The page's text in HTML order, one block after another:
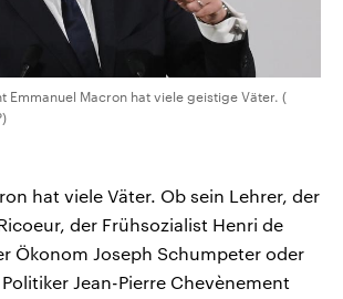
Emmanuel Macron hat viele geistige Väter. (
hat viele Väter. Ob sein Lehrer, der
der Frühsozialist Henri de
Ökonom Joseph Schumpeter oder
Jean-Pierre Chevènement